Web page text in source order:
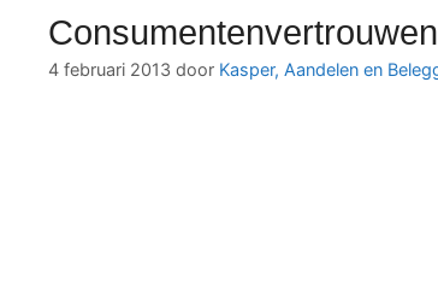
4 februari 2013 door Kasper, Aandelen en